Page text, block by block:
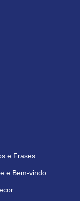
e Frases
e Bem-vindo